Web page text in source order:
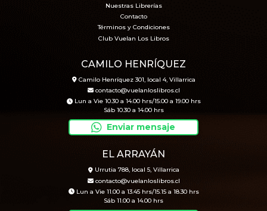
Nuestras Librerías
Contacto
Términos y Condiciones
Club Vuelan Los Libros
CAMILO HENRÍQUEZ
Camilo Henríquez 301, local 4, Villarrica
contacto@vuelanloslibros.cl
Lun a Vie 10.30 a 14.00 hrs/15.00 a 19.00 hrs
Sáb 10.30 a 14.00 hrs
Enviar mensaje
EL ARRAYÁN
Urrutia 788, local 5, Villarrica
contacto@vuelanloslibros.cl
Lun a Vie 11.00 a 13.45 hrs/15.15 a 18.30 hrs
Sáb 11.00 a 14.00 hrs